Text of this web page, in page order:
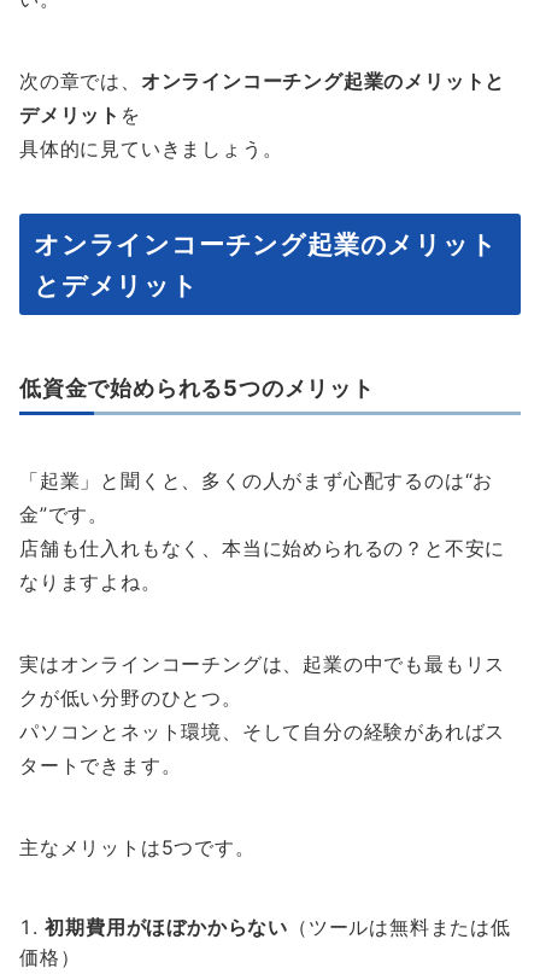
次の章では、 オンラインコーチング起業のメリットと
デメリット を
具体的に見ていきましょう。
オンラインコーチング起業のメリット
とデメリット
低資金で始められる5つのメリット
「起業」と聞くと、多くの人がまず心配するのは“お
金”です。
店舗も仕入れもなく、本当に始められるの？と不安に
なりますよね。
実はオンラインコーチングは、起業の中でも最もリス
クが低い分野のひとつ。
パソコンとネット環境、そして自分の経験があればス
タートできます。
主なメリットは5つです。
初期費用がほぼかからない （ツールは無料または低
価格）